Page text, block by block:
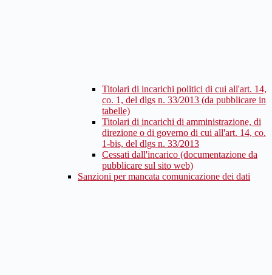
Titolari di incarichi politici di cui all'art. 14,
co. 1, del dlgs n. 33/2013 (da pubblicare in
tabelle)
Titolari di incarichi di amministrazione, di
direzione o di governo di cui all'art. 14, co.
1-bis, del dlgs n. 33/2013
Cessati dall'incarico (documentazione da
pubblicare sul sito web)
Sanzioni per mancata comunicazione dei dati